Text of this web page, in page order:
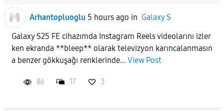
Arhantopluoglu 5 hours ago in Galaxy S
Galaxy S25 FE cihazımda Instagram Reels videolarını izler
ken ekranda **bleep** olarak televizyon karıncalanmasın
a benzer gökkuşağı renklerinde... View Post
86 17 3